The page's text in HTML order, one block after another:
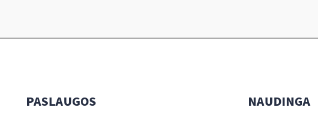
PASLAUGOS NAUDINGA